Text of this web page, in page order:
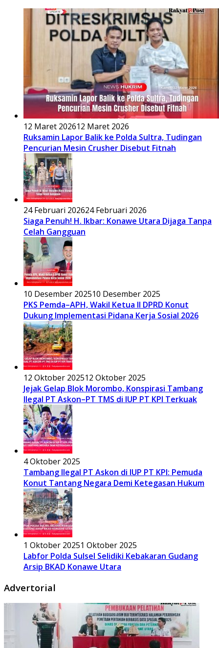
12 Maret 202612 Maret 2026
Ruksamin Lapor Balik ke Polda Sultra, Tudingan
Pencurian Mesin Crusher Disebut Fitnah
24 Februari 202624 Februari 2026
Siaga Penuh! H. Ikbar: Konawe Utara Dijaga Tanpa
Celah Gangguan
10 Desember 202510 Desember 2025
PKS Pemda–APH, Wakil Ketua II DPRD Konut
Dukung Implementasi Pidana Kerja Sosial 2026
12 Oktober 202512 Oktober 2025
Jejak Gelap Blok Morombo, Konspirasi Tambang
Ilegal PT Askon–PT TMS di IUP PT KPI Terkuak
4 Oktober 2025
Tambang Ilegal PT Askon di IUP PT KPI: Pemuda
Konut Tantang Negara Demi Ketegasan Hukum
1 Oktober 20251 Oktober 2025
Labfor Polda Sulsel Selidiki Kebakaran Gudang
Arsip BKAD Konawe Utara
Advertorial